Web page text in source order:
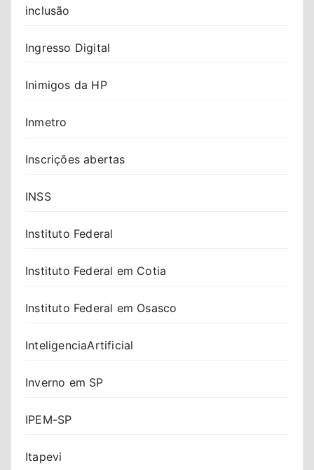
inclusão
Ingresso Digital
Inimigos da HP
Inmetro
Inscrições abertas
INSS
Instituto Federal
Instituto Federal em Cotia
Instituto Federal em Osasco
InteligenciaArtificial
Inverno em SP
IPEM-SP
Itapevi